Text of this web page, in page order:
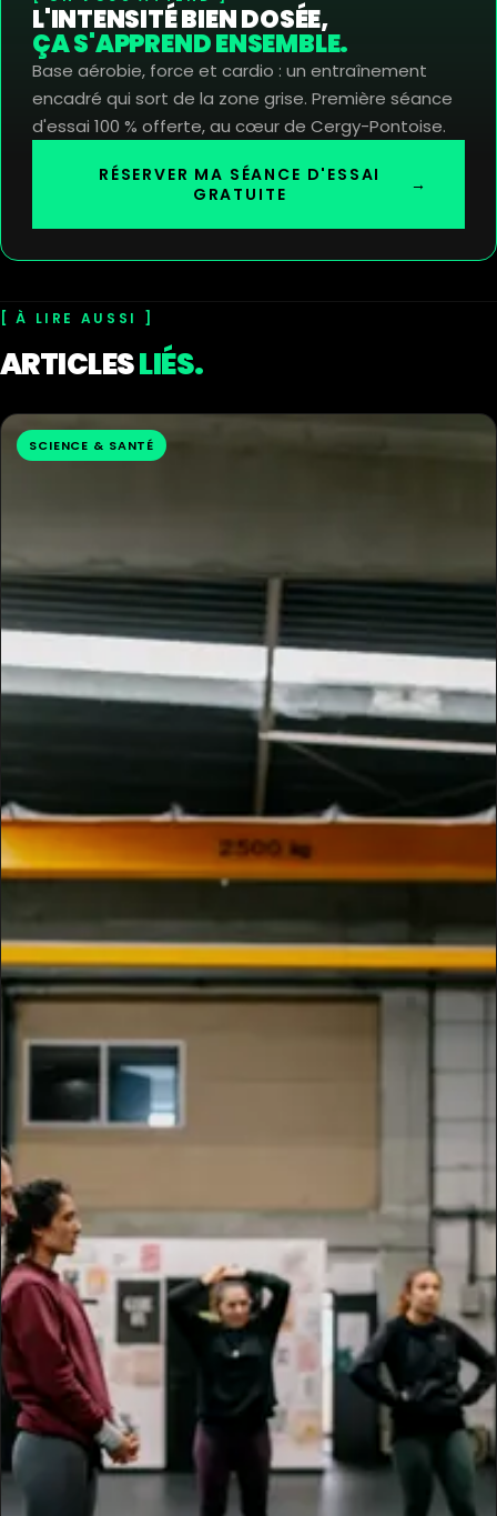
L'INTENSITÉ BIEN DOSÉE,
ÇA S'APPREND ENSEMBLE.
Base aérobie, force et cardio : un entraînement
encadré qui sort de la zone grise. Première séance
d'essai 100 % offerte, au cœur de Cergy-Pontoise.
RÉSERVER MA SÉANCE D'ESSAI
GRATUITE
→
À LIRE AUSSI
ARTICLESLIÉS.
SCIENCE & SANTÉ